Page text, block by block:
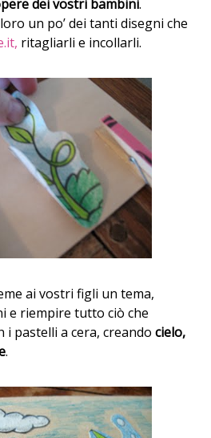
dei vostri bambini.
un po’ dei tanti disegni che
ritagliarli e incollarli.
ai vostri figli un tema,
e riempire tutto ciò che
i pastelli a cera, creandocielo,
.